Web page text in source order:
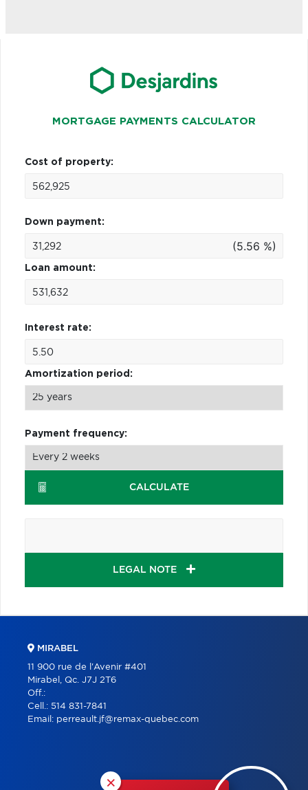
MORTGAGE PAYMENTS CALCULATOR
Cost of property:
Down payment:
(5.56 %)
Loan amount:
Interest rate:
Amortization period:
Payment frequency:
CALCULATE
LEGAL NOTE
×
MIRABEL
11 900 rue de l'Avenir #401
Mirabel, Qc. J7J 2T6
Off.:
Cell.: 514 831-7841
Email: perreault.jf@remax-quebec.com